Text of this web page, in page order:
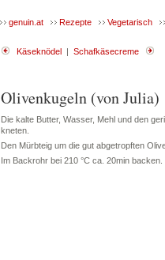
genuin.at Rezepte Vegetarisch
Käseknödel | Schafkäsecreme
Olivenkugeln (von Julia)
Die kalte Butter, Wasser, Mehl und den
kneten.
Den Mürbteig um die gut abgetropften
Im Backrohr bei 210 °C ca. 20min backen.